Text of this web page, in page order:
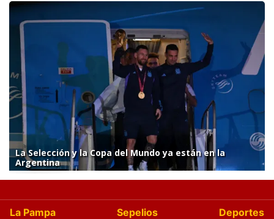
La Selección y la Copa del Mundo ya están en la
Argentina
La Pampa Sepelios
Deportes